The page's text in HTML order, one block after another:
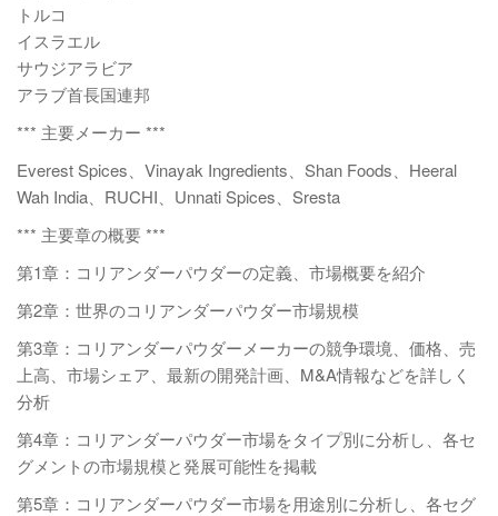
トルコ
イスラエル
サウジアラビア
アラブ首長国連邦
*** 主要メーカー ***
Everest Spices、Vinayak Ingredients、Shan Foods、Heeral
Wah India、RUCHI、Unnati Spices、Sresta
*** 主要章の概要 ***
第1章：コリアンダーパウダーの定義、市場概要を紹介
第2章：世界のコリアンダーパウダー市場規模
第3章：コリアンダーパウダーメーカーの競争環境、価格、売
上高、市場シェア、最新の開発計画、M&A情報などを詳しく
分析
第4章：コリアンダーパウダー市場をタイプ別に分析し、各セ
グメントの市場規模と発展可能性を掲載
第5章：コリアンダーパウダー市場を用途別に分析し、各セグ